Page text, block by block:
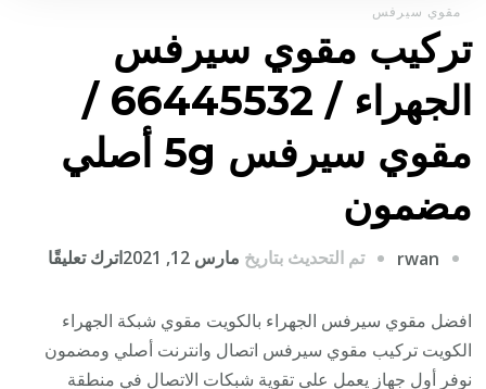
مقوي سيرفس
تركيب مقوي سيرفس
الجهراء / 66445532 /
مقوي سيرفس 5g أصلي
مضمون
rwan تم التحديث بتاريخ مارس 12, 2021 اترك تعليقًا
افضل مقوي سيرفس الجهراء بالكويت مقوي شبكة الجهراء
الكويت تركيب مقوي سيرفس اتصال وانترنت أصلي ومضمون
نوفر أول جهاز يعمل على تقوية شبكات الاتصال في منطقة